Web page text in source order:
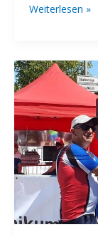
Silvesterlauf
Der
Countdown
Weiterlesen »